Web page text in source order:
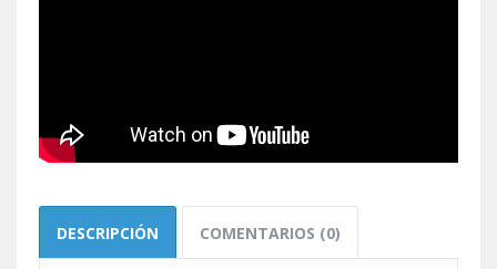
DESCRIPCIÓN COMENTARIOS (0)